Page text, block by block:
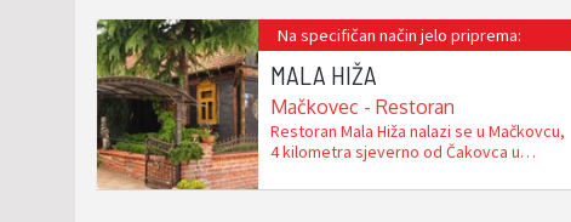
Na specifičan način jelo priprema:
MALA HIŽA
Mačkovec - Restoran
Restoran Mala Hiža nalazi se u Mačkovcu,
4 kilometra sjeverno od Čakovca u
prijelaza Mursko Središće - Lendava. Mala